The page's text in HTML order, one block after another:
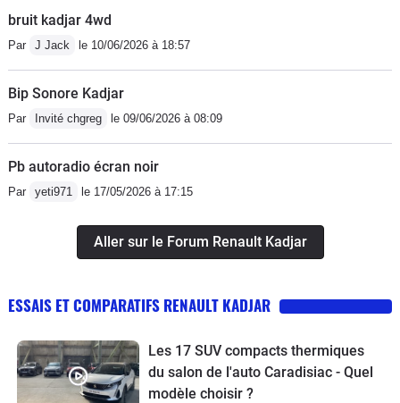
bruit kadjar 4wd
Par J Jack le 10/06/2026 à 18:57
Bip Sonore Kadjar
Par Invité chgreg le 09/06/2026 à 08:09
Pb autoradio écran noir
Par yeti971 le 17/05/2026 à 17:15
Aller sur le Forum Renault Kadjar
ESSAIS ET COMPARATIFS RENAULT KADJAR
Les 17 SUV compacts thermiques
du salon de l'auto Caradisiac - Quel
modèle choisir ?